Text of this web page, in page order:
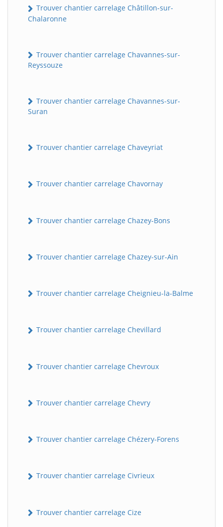
Trouver chantier carrelage Châtillon-sur-
Chalaronne
Trouver chantier carrelage Chavannes-sur-
Reyssouze
Trouver chantier carrelage Chavannes-sur-
Suran
Trouver chantier carrelage Chaveyriat
Trouver chantier carrelage Chavornay
Trouver chantier carrelage Chazey-Bons
Trouver chantier carrelage Chazey-sur-Ain
Trouver chantier carrelage Cheignieu-la-Balme
Trouver chantier carrelage Chevillard
Trouver chantier carrelage Chevroux
Trouver chantier carrelage Chevry
Trouver chantier carrelage Chézery-Forens
Trouver chantier carrelage Civrieux
Trouver chantier carrelage Cize